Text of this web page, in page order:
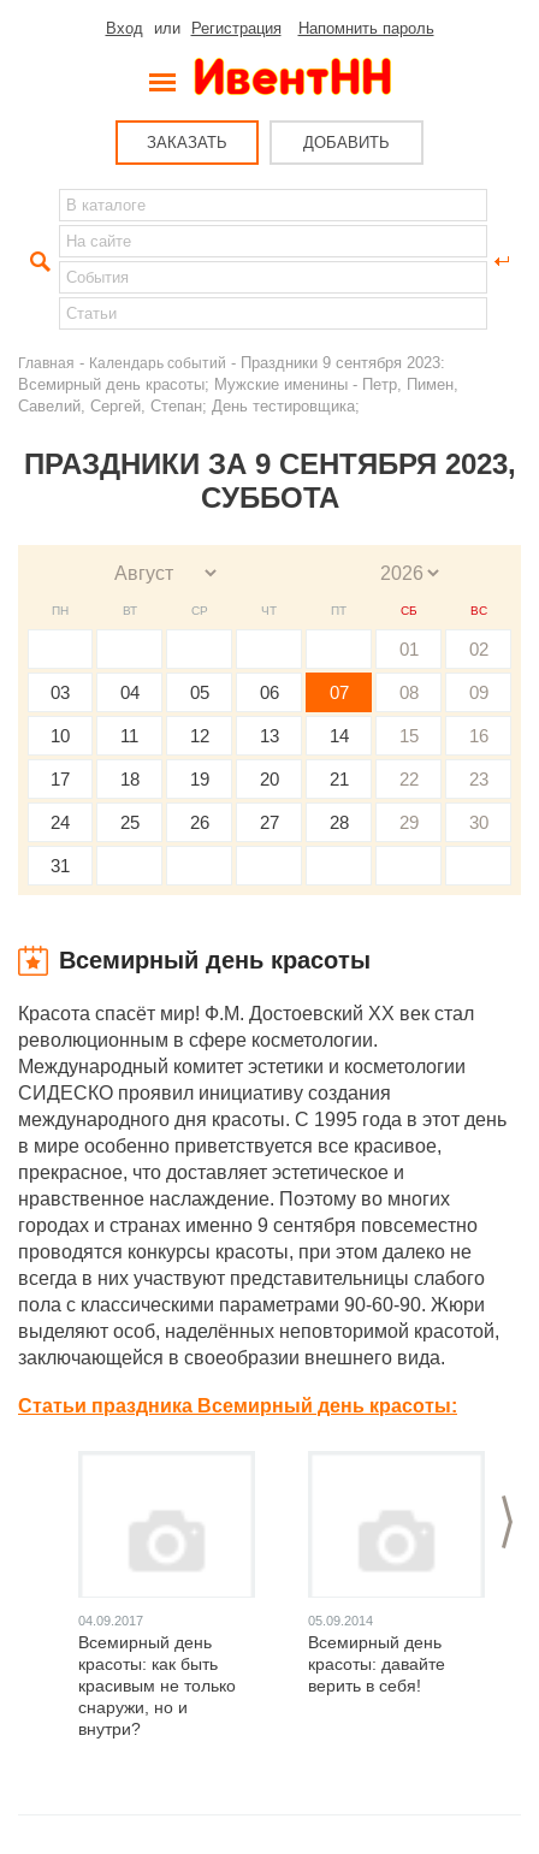
Вход или Регистрация Напомнить пароль
ЗАКАЗАТЬ ДОБАВИТЬ
Главная - Календарь событий - Праздники 9 сентября 2023:
Всемирный день красоты; Мужские именины - Петр, Пимен,
Савелий, Сергей, Степан; День тестировщика;
ПРАЗДНИКИ ЗА 9 СЕНТЯБРЯ 2023,
СУББОТА
ПН ВТ СР ЧТ ПТ СБ ВС
01 02
03 04 05 06 07 08 09
10 11 12 13 14 15 16
17 18 19 20 21 22 23
24 25 26 27 28 29 30
31
Всемирный день красоты
Красота спасёт мир! Ф.М. Достоевский XX век стал
революционным в сфере косметологии.
Международный комитет эстетики и косметологии
СИДЕСКО проявил инициативу создания
международного дня красоты. С 1995 года в этот день
в мире особенно приветствуется все красивое,
прекрасное, что доставляет эстетическое и
нравственное наслаждение. Поэтому во многих
городах и странах именно 9 сентября повсеместно
проводятся конкурсы красоты, при этом далеко не
всегда в них участвуют представительницы слабого
пола с классическими параметрами 90-60-90. Жюри
выделяют особ, наделённых неповторимой красотой,
заключающейся в своеобразии внешнего вида.
Статьи праздника Всемирный день красоты:
>
04.09.2017
Всемирный день
красоты: как быть
красивым не только
снаружи, но и
внутри?
05.09.2014
Всемирный день
красоты: давайте
верить в себя!